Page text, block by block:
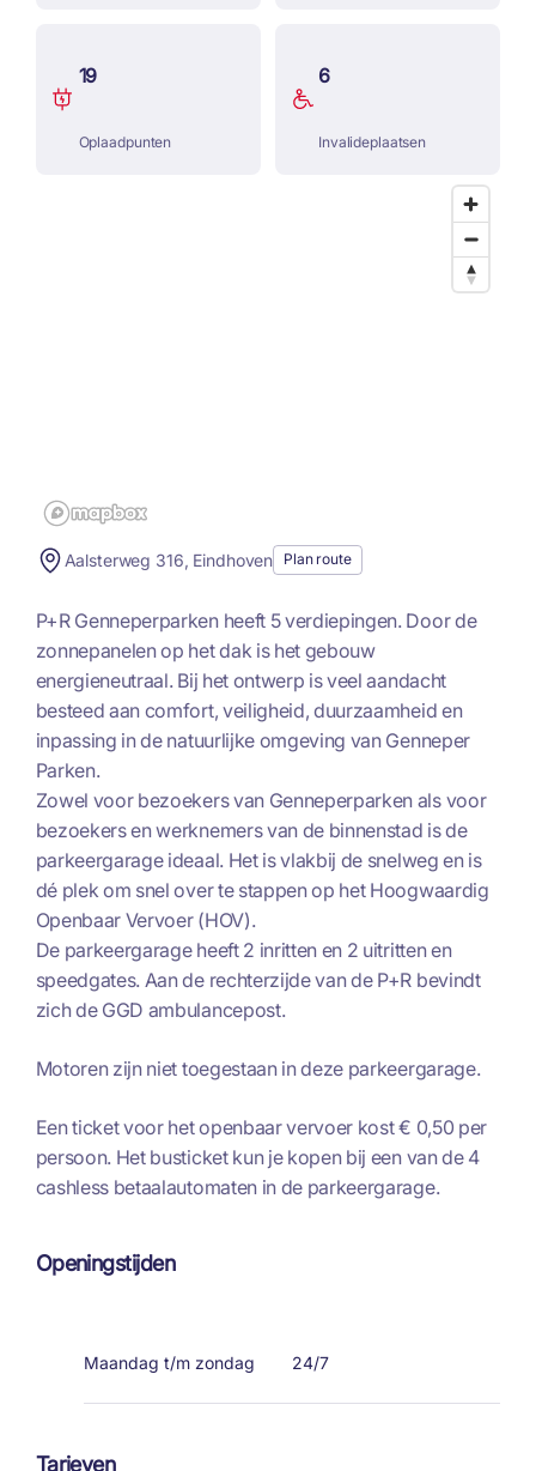
P+R Genneperparken heeft 5 verdiepingen. Door de
zonnepanelen op het dak is het gebouw
energieneutraal. Bij het ontwerp is veel aandacht
besteed aan comfort, veiligheid, duurzaamheid en
inpassing in de natuurlijke omgeving van Genneper
Parken.
Zowel voor bezoekers van Genneperparken als voor
bezoekers en werknemers van de binnenstad is de
parkeergarage ideaal. Het is vlakbij de snelweg en is
dé plek om snel over te stappen op het Hoogwaardig
Openbaar Vervoer (HOV).
De parkeergarage heeft 2 inritten en 2 uitritten en
speedgates. Aan de rechterzijde van de P+R bevindt
zich de GGD ambulancepost.
Motoren zijn niet toegestaan in deze parkeergarage.
Een ticket voor het openbaar vervoer kost € 0,50 per
persoon. Het busticket kun je kopen bij een van de 4
cashless betaalautomaten in de parkeergarage.
Openingstijden
Maandag t/m zondag 24/7
Tarieven
19
Oplaadpunten
6
Invalideplaatsen
Aalsterweg 316, Eindhoven Plan route